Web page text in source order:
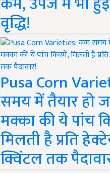
वृद्धि!
Pusa Corn
समय में तैयार हो
मक्का की ये पांच
मिलती है प्रति
क्विंटल तक